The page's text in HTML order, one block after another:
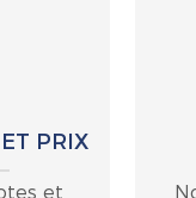
PRIX
et